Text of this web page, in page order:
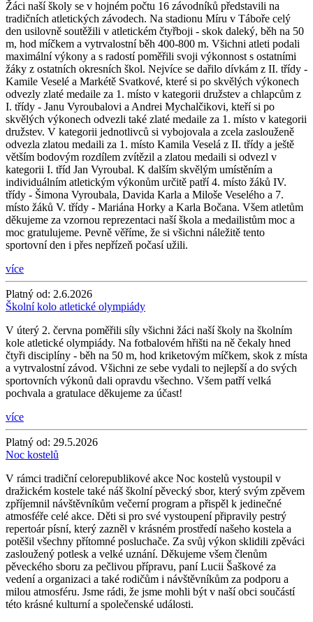
Žáci naší školy se v hojném počtu 16 závodníků představili na
tradičních atletických závodech. Na stadionu Míru v Táboře celý
den usilovně soutěžili v atletickém čtyřboji - skok daleký, běh na 50
m, hod míčkem a vytrvalostní běh 400-800 m. Všichni atleti podali
maximální výkony a s radostí poměřili svoji výkonnost s ostatními
žáky z ostatních okresních škol. Nejvíce se dařilo dívkám z II. třídy -
Kamile Veselé a Markétě Svatkové, které si po skvělých výkonech
odvezly zlaté medaile za 1. místo v kategorii družstev a chlapcům z
I. třídy - Janu Vyroubalovi a Andrei Mychalčikovi, kteří si po
skvělých výkonech odvezli také zlaté medaile za 1. místo v kategorii
družstev. V kategorii jednotlivců si vybojovala a zcela zaslouženě
odvezla zlatou medaili za 1. místo Kamila Veselá z II. třídy a ještě
větším bodovým rozdílem zvítězil a zlatou medaili si odvezl v
kategorii I. tříd Jan Vyroubal. K dalším skvělým umístěním a
individuálním atletickým výkonům určitě patří 4. místo žáků IV.
třídy - Šimona Vyroubala, Davida Karla a Miloše Veselého a 7.
místo žáků V. třídy - Mariána Horky a Karla Bočana. Všem atletům
děkujeme za vzornou reprezentaci naší škola a medailistům moc a
moc gratulujeme. Pevně věříme, že si všichni náležitě tento
sportovní den i přes nepřízeň počasí užili.
více
Platný od: 2.6.2026
Školní kolo atletické olympiády
V úterý 2. června poměřili síly všichni žáci naší školy na školním
kole atletické olympiády. Na fotbalovém hřišti na ně čekaly hned
čtyři disciplíny - běh na 50 m, hod kriketovým míčkem, skok z místa
a vytrvalostní závod. Všichni ze sebe vydali to nejlepší a do svých
sportovních výkonů dali opravdu všechno. Všem patří velká
pochvala a gratulace děkujeme za účast!
více
Platný od: 29.5.2026
Noc kostelů
V rámci tradiční celorepublikové akce Noc kostelů vystoupil v
dražickém kostele také náš školní pěvecký sbor, který svým zpěvem
zpříjemnil návštěvníkům večerní program a přispěl k jedinečné
atmosféře celé akce. Děti si pro své vystoupení připravily pestrý
repertoár písní, který zazněl v krásném prostředí našeho kostela a
potěšil všechny přítomné posluchače. Za svůj výkon sklidili zpěváci
zasloužený potlesk a velké uznání. Děkujeme všem členům
pěveckého sboru za pečlivou přípravu, paní Lucii Šaškové za
vedení a organizaci a také rodičům i návštěvníkům za podporu a
milou atmosféru. Jsme rádi, že jsme mohli být v naší obci součástí
této krásné kulturní a společenské události.